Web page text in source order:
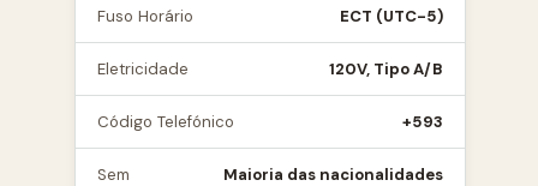
Fuso Horário ECT (UTC-5)
Eletricidade 120V, Tipo A/B
Código Telefónico +593
Sem
Maioria das nacionalidades